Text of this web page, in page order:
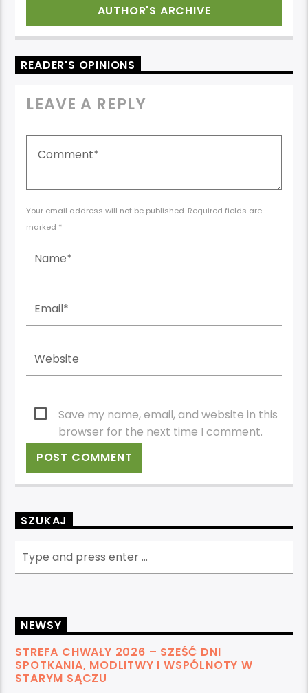
AUTHOR'S ARCHIVE
READER'S OPINIONS
LEAVE A REPLY
Your email address will not be published. Required fields are
marked *
Save my name, email, and website in this
browser for the next time I comment.
SZUKAJ
NEWSY
STREFA CHWAŁY 2026 – SZEŚĆ DNI
SPOTKANIA, MODLITWY I WSPÓLNOTY W
STARYM SĄCZU